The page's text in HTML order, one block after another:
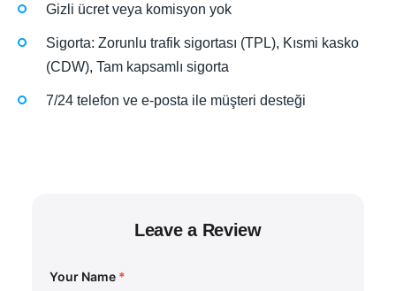
Gizli ücret veya komisyon yok
Sigorta: Zorunlu trafik sigortası (TPL), Kısmi kasko
(CDW), Tam kapsamlı sigorta
7/24 telefon ve e-posta ile müşteri desteği
Leave a Review
Your Name *